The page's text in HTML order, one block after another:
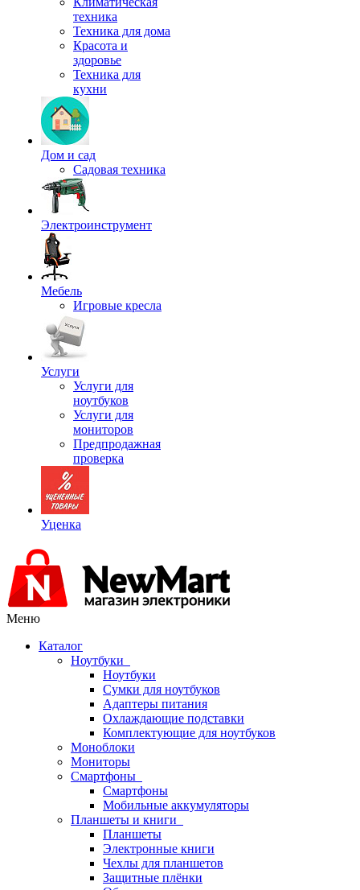
техника
Техника для дома
Красота и
здоровье
Техника для
кухни
Дом и сад
Садовая техника
Электроинструмент
Мебель
Игровые кресла
Услуги
Услуги для
ноутбуков
Услуги для
мониторов
Предпродажная
проверка
Уценка
Меню
Каталог
Ноутбуки
Ноутбуки
Сумки для ноутбуков
Адаптеры питания
Охлаждающие подставки
Комплектующие для ноутбуков
Моноблоки
Мониторы
Смартфоны
Смартфоны
Мобильные аккумуляторы
Планшеты и книги
Планшеты
Электронные книги
Чехлы для планшетов
Защитные плёнки